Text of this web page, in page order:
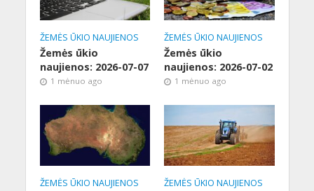
ŽEMĖS ŪKIO NAUJIENOS
Žemės ūkio
naujienos: 2026-07-07
1 mėnuo ago
ŽEMĖS ŪKIO NAUJIENOS
Žemės ūkio
naujienos: 2026-07-02
1 mėnuo ago
ŽEMĖS ŪKIO NAUJIENOS ŽEMĖS ŪKIO NAUJIENOS